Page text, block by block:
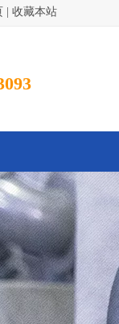
收藏本站